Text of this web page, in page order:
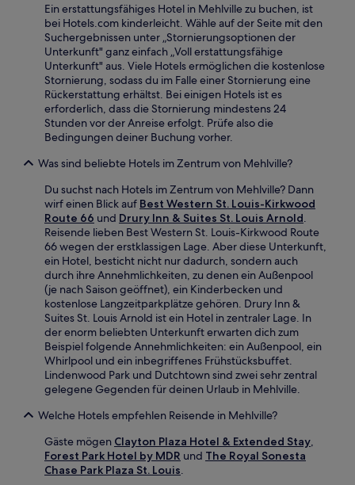
Ein erstattungsfähiges Hotel in Mehlville zu buchen, ist
bei Hotels.com kinderleicht. Wähle auf der Seite mit den
Suchergebnissen unter „Stornierungsoptionen der
Unterkunft" ganz einfach „Voll erstattungsfähige
Unterkunft" aus. Viele Hotels ermöglichen die kostenlose
Stornierung, sodass du im Falle einer Stornierung eine
Rückerstattung erhältst. Bei einigen Hotels ist es
erforderlich, dass die Stornierung mindestens 24
Stunden vor der Anreise erfolgt. Prüfe also die
Bedingungen deiner Buchung vorher.
Was sind beliebte Hotels im Zentrum von Mehlville?
Du suchst nach Hotels im Zentrum von Mehlville? Dann
wirf einen Blick auf Best Western St. Louis-Kirkwood
Route 66 und Drury Inn & Suites St. Louis Arnold.
Reisende lieben Best Western St. Louis-Kirkwood Route
66 wegen der erstklassigen Lage. Aber diese Unterkunft,
ein Hotel, besticht nicht nur dadurch, sondern auch
durch ihre Annehmlichkeiten, zu denen ein Außenpool
(je nach Saison geöffnet), ein Kinderbecken und
kostenlose Langzeitparkplätze gehören. Drury Inn &
Suites St. Louis Arnold ist ein Hotel in zentraler Lage. In
der enorm beliebten Unterkunft erwarten dich zum
Beispiel folgende Annehmlichkeiten: ein Außenpool, ein
Whirlpool und ein inbegriffenes Frühstücksbuffet.
Lindenwood Park und Dutchtown sind zwei sehr zentral
gelegene Gegenden für deinen Urlaub in Mehlville.
Welche Hotels empfehlen Reisende in Mehlville?
Gäste mögen Clayton Plaza Hotel & Extended Stay,
Forest Park Hotel by MDR und The Royal Sonesta
Chase Park Plaza St. Louis.